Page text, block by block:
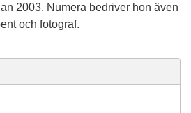
2003. Numera bedriver hon även
och fotograf.